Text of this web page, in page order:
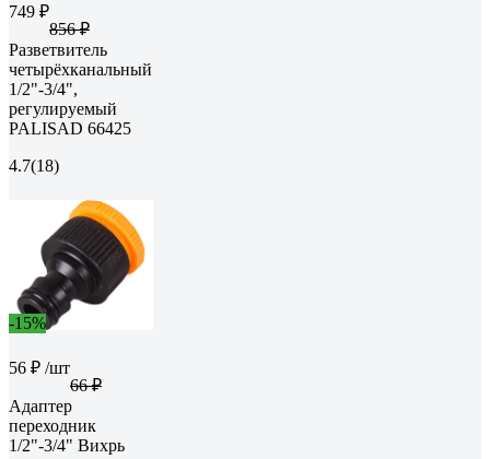
749 ₽
856 ₽
Разветвитель
четырёхканальный
1/2"-3/4",
регулируемый
PALISAD 66425
4.7(18)
-15%
56 ₽ /шт
66 ₽
Адаптер
переходник
1/2"-3/4" Вихрь